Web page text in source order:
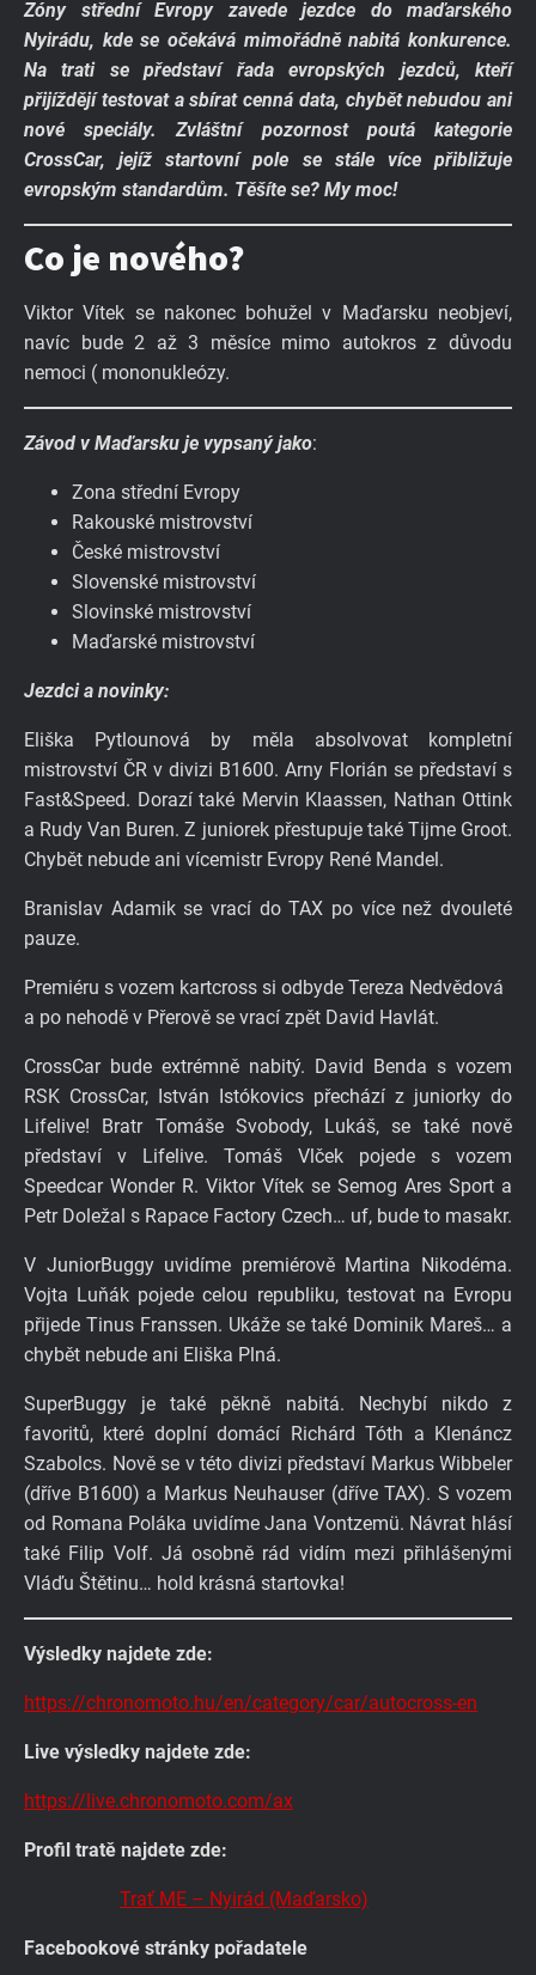
Zóny střední Evropy zavede jezdce do maďarského
Nyirádu, kde se očekává mimořádně nabitá konkurence.
Na trati se představí řada evropských jezdců, kteří
přijíždějí testovat a sbírat cenná data, chybět nebudou ani
nové speciály. Zvláštní pozornost poutá kategorie
CrossCar, jejíž startovní pole se stále více přibližuje
evropským standardům. Těšíte se? My moc!
Co je nového?
Viktor Vítek se nakonec bohužel v Maďarsku neobjeví,
navíc bude 2 až 3 měsíce mimo autokros z důvodu
nemoci ( mononukleózy.
Závod v Maďarsku je vypsaný jako:
Zona střední Evropy
Rakouské mistrovství
České mistrovství
Slovenské mistrovství
Slovinské mistrovství
Maďarské mistrovství
Jezdci a novinky:
Eliška Pytlounová by měla absolvovat kompletní
mistrovství ČR v divizi B1600. Arny Florián se představí s
Fast&Speed. Dorazí také Mervin Klaassen, Nathan Ottink
a Rudy Van Buren. Z juniorek přestupuje také Tijme Groot.
Chybět nebude ani vícemistr Evropy René Mandel.
Branislav Adamik se vrací do TAX po více než dvouleté
pauze.
Premiéru s vozem kartcross si odbyde Tereza Nedvědová
a po nehodě v Přerově se vrací zpět David Havlát.
CrossCar bude extrémně nabitý. David Benda s vozem
RSK CrossCar, István Istókovics přechází z juniorky do
Lifelive! Bratr Tomáše Svobody, Lukáš, se také nově
představí v Lifelive. Tomáš Vlček pojede s vozem
Speedcar Wonder R. Viktor Vítek se Semog Ares Sport a
Petr Doležal s Rapace Factory Czech… uf, bude to masakr.
V JuniorBuggy uvidíme premiérově Martina Nikodéma.
Vojta Luňák pojede celou republiku, testovat na Evropu
přijede Tinus Franssen. Ukáže se také Dominik Mareš… a
chybět nebude ani Eliška Plná.
SuperBuggy je také pěkně nabitá. Nechybí nikdo z
favoritů, které doplní domácí Richárd Tóth a Klenáncz
Szabolcs. Nově se v této divizi představí Markus Wibbeler
(dříve B1600) a Markus Neuhauser (dříve TAX). S vozem
od Romana Poláka uvidíme Jana Vontzemü. Návrat hlásí
také Filip Volf. Já osobně rád vidím mezi přihlášenými
Vláďu Štětinu… hold krásná startovka!
Výsledky najdete zde:
https://chronomoto.hu/en/category/car/autocross-en
Live výsledky najdete zde:
https://live.chronomoto.com/ax
Profil tratě najdete zde:
Trať ME – Nyirád (Maďarsko)
Facebookové stránky pořadatele